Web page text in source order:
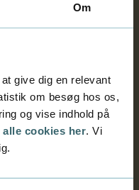
Om
give dig en relevant
om besøg hos os,
og vise indhold på
alle cookies her. Vi
salget," siger
teori egentlig kan
lide at være
være akademiske
her får vi teori på,
faktisk kan gøre
i salg og